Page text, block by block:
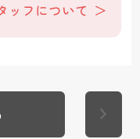
ッフについて